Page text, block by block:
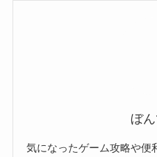
ぼ
気になったゲーム攻略や便